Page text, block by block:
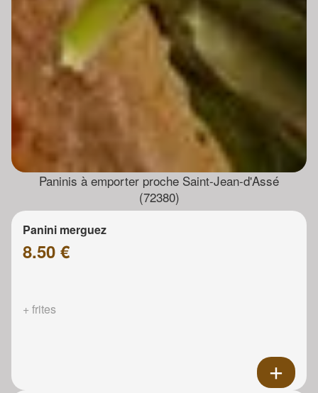
Paninis à emporter proche Saint-Jean-d'Assé
(72380)
Panini merguez
8.50 €
+ frites